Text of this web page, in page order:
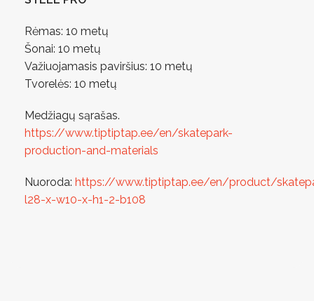
Rėmas: 10 metų
Šonai: 10 metų
Važiuojamasis paviršius: 10 metų
Tvorelės: 10 metų
Medžiagų sąrašas.
https://www.tiptiptap.ee/en/skatepark-
production-and-materials
Nuoroda: https://www.tiptiptap.ee/en/product/
l28-x-w10-x-h1-2-b108